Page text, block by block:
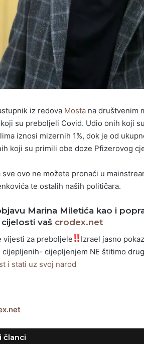
iz redova Mosta na društvenim
su preboljeli Covid. Udio onih koji
iznosi mizernih 1%, dok je od
koji su primili obe doze Pfizerovog
sve ovo ne možete pronaći u
te ostalih naših političara.
Marina Miletića kao i
vaš crodex.net
vijesti za preboljele
Izrael jasno
cijepljenih- cijepljenjem NE štitimo
i stati uz svoj narod
članci